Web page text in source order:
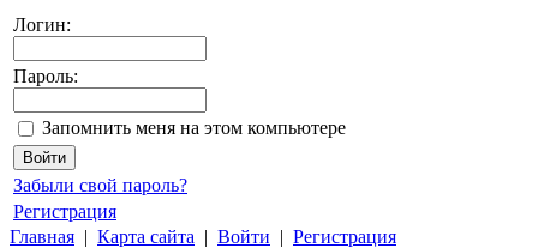
Логин:
Пароль:
Запомнить меня на этом компьютере
Забыли свой пароль?
Регистрация
Главная | Карта сайта | Войти | Регистрация